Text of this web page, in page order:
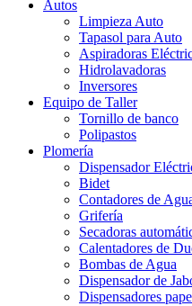
Autos
Limpieza Auto
Tapasol para Auto
Aspiradoras
Hidrolavadoras
Inversores
Equipo de Taller
Tornillo de banco
Polipastos
Plomería
Dispensador
Bidet
Contadores de
Grifería
Secadoras
Calentadores de
Bombas de Agua
Dispensador de
Dispensadores